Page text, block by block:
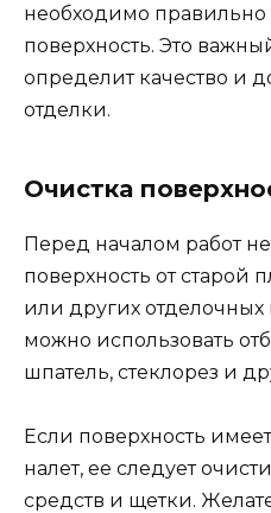
необходимо правильно
поверхность. Это
определит качество и
отделки.
Очистка
Перед началом работ
поверхность от старой
или других отделочных
можно использовать
шпатель, стеклорез и
Если поверхность
налет, ее следует
средств и щетки.